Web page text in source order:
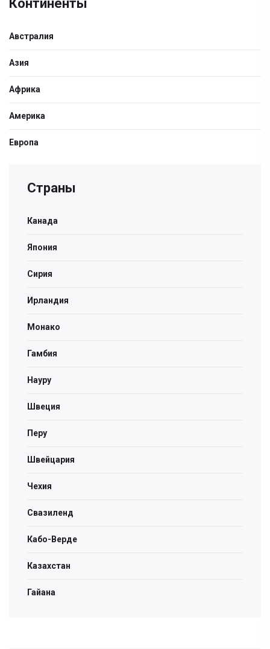
Континенты
Австралия
Азия
Африка
Америка
Европа
Страны
Канада
Япония
Сирия
Ирландия
Монако
Гамбия
Науру
Швеция
Перу
Швейцария
Чехия
Свазиленд
Кабо-Верде
Казахстан
Гайана